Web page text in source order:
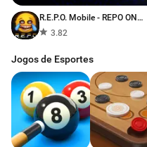
R.E.P.O. Mobile - REPO ONLINE
3.82
Jogos de Esportes